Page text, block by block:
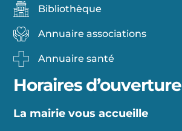
Bibliothèque
Annuaire associations
Annuaire santé
Horaires d’ouverture
La mairie vous accueille